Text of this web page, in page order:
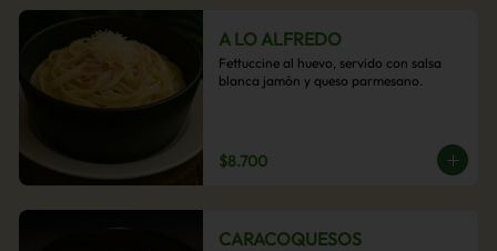
A LO ALFREDO
Fettuccine al huevo, servido con salsa
blanca jamón y queso parmesano.
$8.700
CARACOQUESOS